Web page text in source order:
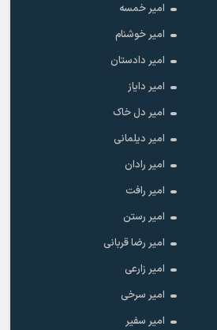
امیر خمسه
امیر خوشنام
امیر دادستان
امیر دایاز
امیر دل خاک
امیر دیلمانی
امیر رادان
امیر رافت
امیر رستن
امیر رضا قربانی
امیر زارعی
امیر سرخی
امیر سفیر